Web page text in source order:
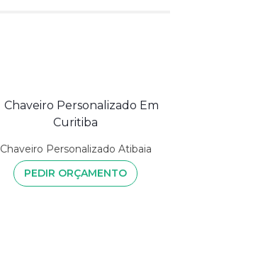
Chaveiro Personalizado Atibaia
PEDIR ORÇAMENTO